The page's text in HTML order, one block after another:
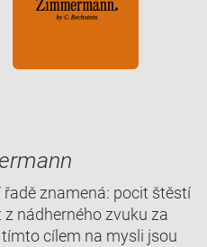
znamená: pocit štěstí
nádherného zvuku za
cílem na mysli jsou